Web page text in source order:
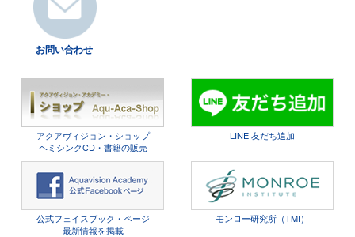
お問い合わせ
アクアヴィジョン・ショップ
ヘミシンクCD・書籍の販売
LINE 友だち追加
公式フェイスブック・ページ
最新情報を掲載
モンロー研究所（TMI）